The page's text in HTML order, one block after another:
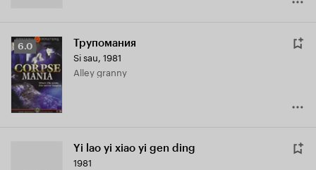
Рейтинг
Кинопоиска
6.0
6.0 Трупомания
Si sau, 1981
Alley granny
Yi lao yi xiao yi gen ding
1981